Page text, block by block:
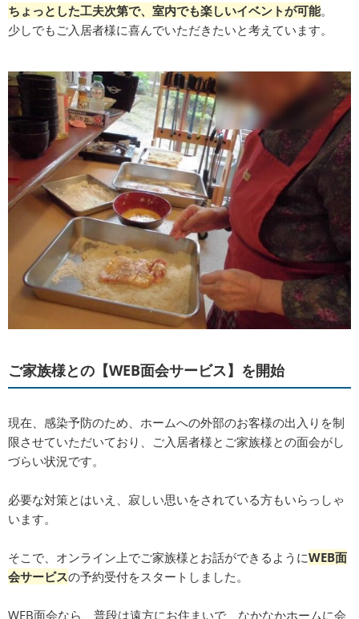
ちょっとした工夫次第で、室内でも楽しいイベントが可能。
少しでもご入居者様に喜んでいただきたいと考えています。
ご家族様との【WEB面会サービス】を開始
現在、感染予防のため、ホームへの外部のお客様の出入りを制
限させていただいており、ご入居者様とご家族様との面会がし
づらい状況です。
必要な対策とはいえ、寂しい思いをされている方もいらっしゃ
います。
そこで、オンライン上でご家族様とお話ができるようにWEB面
会サービスの予約受付をスタートしました。
WEB面会なら、普段は遠方にお住まいで、なかなかホームに会